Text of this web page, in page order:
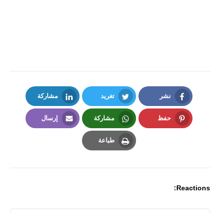
نشر
Facebook
تغريد
Twitter
مشاركة
LinkedIn
حفظ مشاركة
Whatsapp
إرسال
طباعة
Reactions: